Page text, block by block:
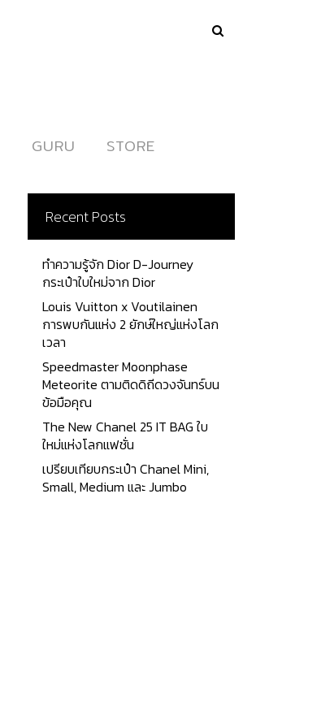
GURU
GURU STORE
STORE
Recent Posts
ทำความรู้จัก Dior D-Journey
กระเป๋าใบใหม่จาก Dior
Louis Vuitton x Voutilainen
การพบกันแห่ง 2 ยักษ์ใหญ่แห่งโลก
เวลา
Speedmaster Moonphase
Meteorite ตามติดดิถีดวงจันทร์บน
ข้อมือคุณ
The New Chanel 25 IT BAG ใบ
ใหม่แห่งโลกแฟชั่น
เปรียบเทียบกระเป๋า Chanel Mini,
Small, Medium และ Jumbo